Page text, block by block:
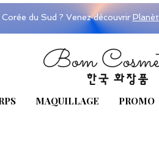
du Sud ? Venez découvrir
MAQUILLAGE PROMO